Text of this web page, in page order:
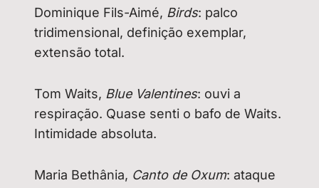
Dominique Fils-Aimé, Birds: palco
tridimensional, definição exemplar,
extensão total.
Tom Waits, Blue Valentines: ouvi a
respiração. Quase senti o bafo de Waits.
Intimidade absoluta.
Maria Bethânia, Canto de Oxum: ataque